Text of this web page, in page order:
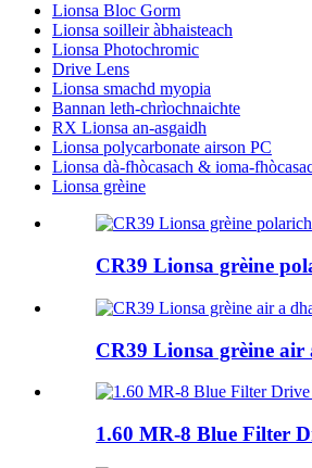
Lionsa Bloc Gorm
Lionsa soilleir àbhaisteach
Lionsa Photochromic
Drive Lens
Lionsa smachd myopia
Bannan leth-chrìochnaichte
RX Lionsa an-asgaidh
Lionsa polycarbonate airson PC
Lionsa dà-fhòcasach & ioma-
Lionsa grèine
CR39 Lionsa grèine
CR39 Lionsa grèine air
1.60 MR-8 Blue Filter